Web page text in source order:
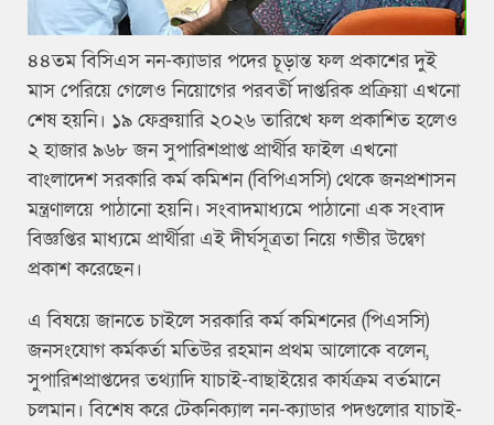
৪৪তম বিসিএস নন-ক্যাডার পদের চূড়ান্ত ফল প্রকাশের দুই
মাস পেরিয়ে গেলেও নিয়োগের পরবর্তী দাপ্তরিক প্রক্রিয়া এখনো
শেষ হয়নি। ১৯ ফেব্রুয়ারি ২০২৬ তারিখে ফল প্রকাশিত হলেও
২ হাজার ৯৬৮ জন সুপারিশপ্রাপ্ত প্রার্থীর ফাইল এখনো
বাংলাদেশ সরকারি কর্ম কমিশন (বিপিএসসি) থেকে জনপ্রশাসন
মন্ত্রণালয়ে পাঠানো হয়নি। সংবাদমাধ্যমে পাঠানো এক সংবাদ
বিজ্ঞপ্তির মাধ্যমে প্রার্থীরা এই দীর্ঘসূত্রতা নিয়ে গভীর উদ্বেগ
প্রকাশ করেছেন।
এ বিষয়ে জানতে চাইলে সরকারি কর্ম কমিশনের (পিএসসি)
জনসংযোগ কর্মকর্তা মতিউর রহমান প্রথম আলোকে বলেন,
সুপারিশপ্রাপ্তদের তথ্যাদি যাচাই-বাছাইয়ের কার্যক্রম বর্তমানে
চলমান। বিশেষ করে টেকনিক্যাল নন-ক্যাডার পদগুলোর যাচাই-